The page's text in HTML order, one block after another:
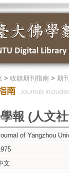
> 收錄期刊指南> 期
報 (人文
of Yangzhou
文